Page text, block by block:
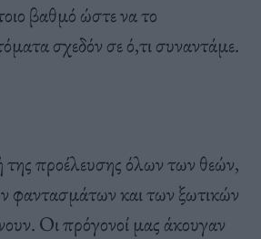
βαθμό ώστε να το
σχεδόν σε ό,τι συναντάμε.
της προέλευσης όλων των θεών,
φαντασμάτων και των ξωτικών
Οι πρόγονοί μας άκουγαν